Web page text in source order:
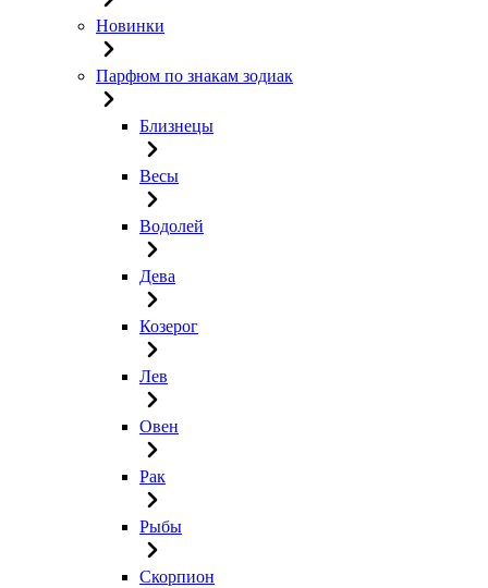
Новинки
Парфюм по знакам зодиак
Близнецы
Весы
Водолей
Дева
Козерог
Лев
Овен
Рак
Рыбы
Скорпион